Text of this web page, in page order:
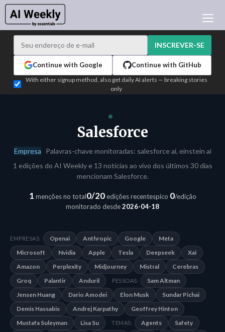
APRENDER IA
TEST EDITION BUILDER
ENTRAR
INSCREVER-SE
Continue with Google Continue with GitHub
With either signup method, also get daily AI alerts — breaking stories
only
Salesforce
Empresa Palavras-chave monitoradas: salesforce ai, einstein ai
1 edições do AI Weekly e 13 notícias ao vivo dos últimos 30 dias
mencionam Salesforce.
1 menções no total0/20edições recentespico 0/edição
monitorado desde2026-04-18
EMPRESAS: Openai Anthropic Google
Meta
Microsoft
Nvidia Apple Tesla Deepseek
Xai
Amazon
Perplexity Midjourney Mistral
Cerebras
Groq
Palantir Anduril PESSOAS:
Sam Altman
Jensen Huang
Dario Amodei Elon Musk
Sundar Pichai
Demis Hassabis
Andrej Karpathy
Geoffrey Hinton
Mustafa Suleyman
Lisa Su TEMAS: Agents
Safety